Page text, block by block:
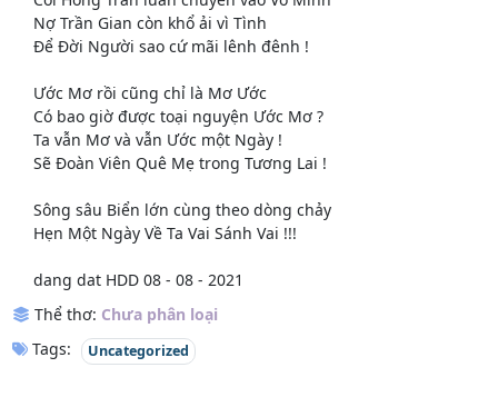
Nợ Trần Gian còn khổ ải vì Tình
Để Đời Người sao cứ mãi lênh đênh !
Ước Mơ rồi cũng chỉ là Mơ Ước
Có bao giờ được toại nguyện Ước Mơ ?
Ta vẫn Mơ và vẫn Ước một Ngày !
Sẽ Đoàn Viên Quê Mẹ trong Tương Lai !
Sông sâu Biển lớn cùng theo dòng chảy
Hẹn Một Ngày Về Ta Vai Sánh Vai !!!
dang dat HDD 08 - 08 - 2021
Thể thơ: Chưa phân loại
Tags:
Uncategorized